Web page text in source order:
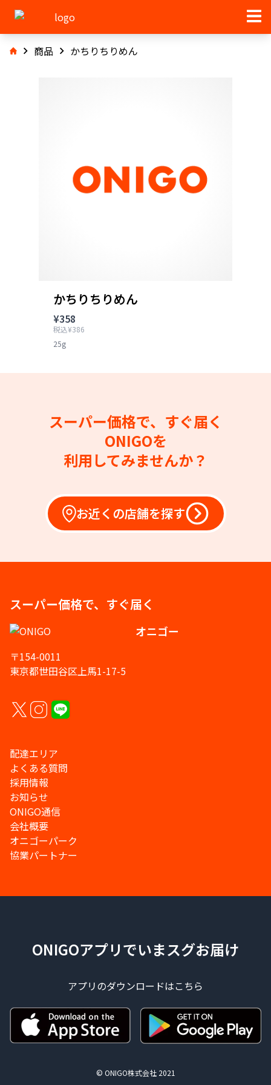
商品 かちりちりめん
かちりちりめん
¥358
税込¥386
25g
スーパー価格で、すぐ届く
ONIGOを
利用してみませんか？
お近くの店舗を探す
スーパー価格で、すぐ届く
オニゴー
〒154-0011
東京都世田谷区上馬1-17-5
配達エリア
よくある質問
採用情報
お知らせ
ONIGO通信
会社概要
オニゴーパーク
協業パートナー
ONIGOアプリでいまスグお届け
アプリのダウンロードはこちら
© ONIGO株式会社 2021